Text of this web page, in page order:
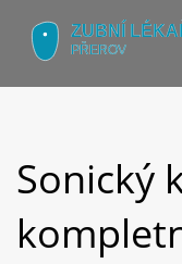
Sonický